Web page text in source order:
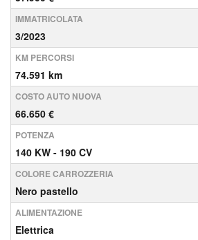
IMMATRICOLATA
3/2023
KM PERCORSI
74.591 km
COSTO AUTO NUOVA
66.650 €
POTENZA
140 KW - 190 CV
COLORE CARROZZERIA
Nero pastello
ALIMENTAZIONE
Elettrica